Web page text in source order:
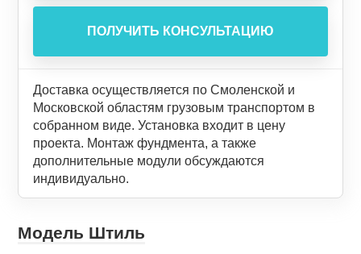
Доставка осуществляется по Смоленской и
Московской областям грузовым транспортом в
собранном виде. Установка входит в цену
проекта. Монтаж фундмента, а также
дополнительные модули обсуждаются
индивидуально.
Модель Штиль